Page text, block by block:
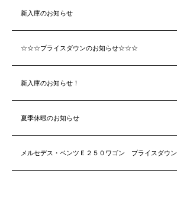
新入庫のお知らせ
☆☆☆プライスダウンのお知らせ☆☆☆
新入庫のお知らせ！
夏季休暇のお知らせ
メルセデス・ベンツＥ２５０ワゴン プライスダウン